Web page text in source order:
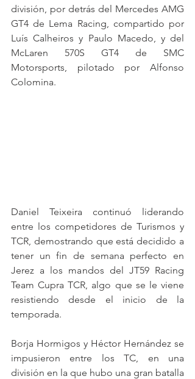
división, por detrás del Mercedes AMG
GT4 de Lema Racing, compartido por
Luís Calheiros y Paulo Macedo, y del
McLaren 570S GT4 de SMC
Motorsports, pilotado por Alfonso
Colomina.
Daniel Teixeira continuó liderando
entre los competidores de Turismos y
TCR, demostrando que está decidido a
tener un fin de semana perfecto en
Jerez a los mandos del JT59 Racing
Team Cupra TCR, algo que se le viene
resistiendo desde el inicio de la
temporada.
Borja Hormigos y Héctor Hernández se
impusieron entre los TC, en una
división en la que hubo una gran batalla